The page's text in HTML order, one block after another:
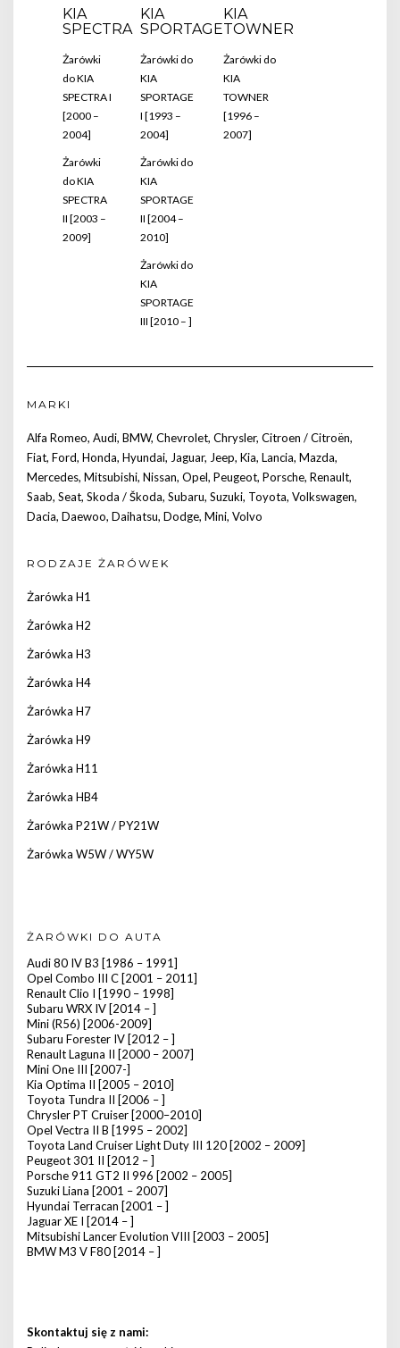
KIA
SPECTRA
Żarówki
do KIA
SPECTRA I
[2000 –
2004]
Żarówki
do KIA
SPECTRA
II [2003 –
2009]
KIA
SPORTAGE
Żarówki do
KIA
SPORTAGE
I [1993 –
2004]
Żarówki do
KIA
SPORTAGE
II [2004 –
2010]
Żarówki do
KIA
SPORTAGE
III [2010 – ]
KIA
TOWNER
Żarówki do
KIA
TOWNER
[1996 –
2007]
MARKI
Alfa Romeo, Audi, BMW, Chevrolet, Chrysler, Citroen / Citroën,
Fiat, Ford, Honda, Hyundai, Jaguar, Jeep, Kia, Lancia, Mazda,
Mercedes, Mitsubishi, Nissan, Opel, Peugeot, Porsche, Renault,
Saab, Seat, Skoda / Škoda, Subaru, Suzuki, Toyota, Volkswagen,
Dacia, Daewoo, Daihatsu, Dodge, Mini, Volvo
RODZAJE ŻARÓWEK
Żarówka H1
Żarówka H2
Żarówka H3
Żarówka H4
Żarówka H7
Żarówka H9
Żarówka H11
Żarówka HB4
Żarówka P21W / PY21W
Żarówka W5W / WY5W
ŻARÓWKI DO AUTA
Audi 80 IV B3 [1986 – 1991]
Opel Combo III C [2001 – 2011]
Renault Clio I [1990 – 1998]
Subaru WRX IV [2014 – ]
Mini (R56) [2006-2009]
Subaru Forester IV [2012 – ]
Renault Laguna II [2000 – 2007]
Mini One III [2007-]
Kia Optima II [2005 – 2010]
Toyota Tundra II [2006 – ]
Chrysler PT Cruiser [2000–2010]
Opel Vectra II B [1995 – 2002]
Toyota Land Cruiser Light Duty III 120 [2002 – 2009]
Peugeot 301 II [2012 – ]
Porsche 911 GT2 II 996 [2002 – 2005]
Suzuki Liana [2001 – 2007]
Hyundai Terracan [2001 – ]
Jaguar XE I [2014 – ]
Mitsubishi Lancer Evolution VIII [2003 – 2005]
BMW M3 V F80 [2014 – ]
Skontaktuj się z nami: